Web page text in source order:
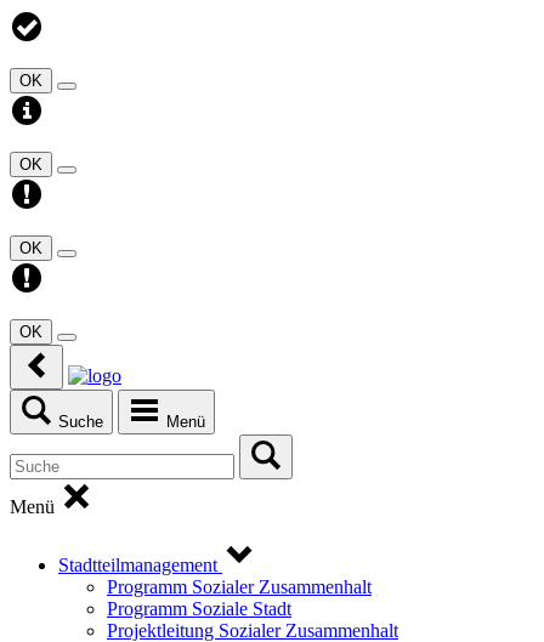
OK
OK
OK
OK
Suche Menü
Menü
Stadtteilmanagement
Programm Sozialer Zusammenhalt
Programm Soziale Stadt
Projektleitung Sozialer Zusammenhalt